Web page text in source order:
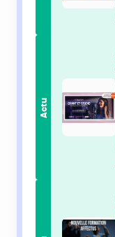
Actu